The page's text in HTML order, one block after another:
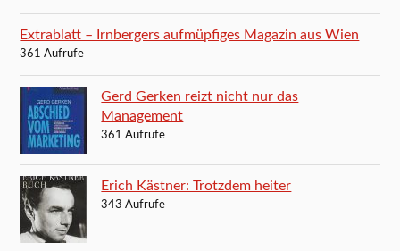
Extrablatt – Irnbergers aufmüpfiges Magazin aus Wien
361 Aufrufe
Gerd Gerken reizt nicht nur das
Management
361 Aufrufe
Erich Kästner: Trotzdem heiter
343 Aufrufe